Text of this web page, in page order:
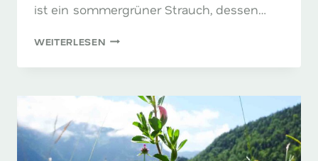
ist ein sommergrüner Strauch, dessen…
WEITERLESENHAMAMELIS
DIE